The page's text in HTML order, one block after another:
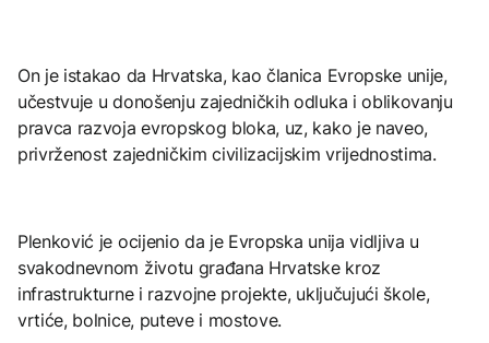
On je istakao da Hrvatska, kao članica Evropske unije,
učestvuje u donošenju zajedničkih odluka i oblikovanju
pravca razvoja evropskog bloka, uz, kako je naveo,
privrženost zajedničkim civilizacijskim vrijednostima.
Plenković je ocijenio da je Evropska unija vidljiva u
svakodnevnom životu građana Hrvatske kroz
infrastrukturne i razvojne projekte, uključujući škole,
vrtiće, bolnice, puteve i mostove.